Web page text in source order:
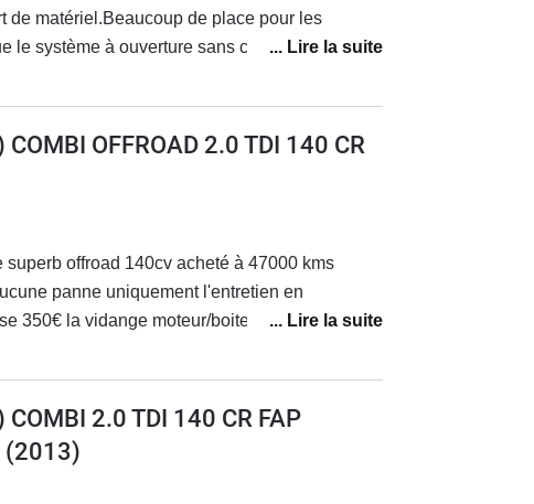
de matériel.Beaucoup de place pour les
le système à ouverture sans clefs ainsi que le
transmission 4x4.Le plastique du tableau de
COMBI OFFROAD 2.0 TDI 140 CR
offroad 140cv acheté à 47000 kms
panne uniquement l'entretien en
350€ la vidange moteur/boite 500€ tout les
de roulis a mon goût mais super tenue de
COMBI 2.0 TDI 140 CR FAP
(2013)